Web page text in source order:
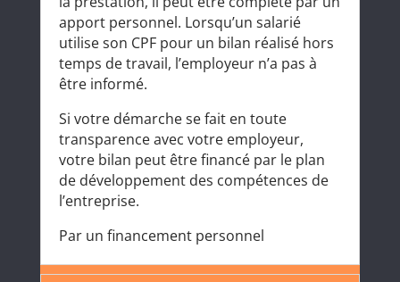
apport personnel. Lorsqu’un salarié
utilise son CPF pour un bilan réalisé hors
temps de travail, l’employeur n’a pas à
être informé.
Si votre démarche se fait en toute
transparence avec votre employeur,
votre bilan peut être financé par le plan
de développement des compétences de
l’entreprise.
Par un financement personnel